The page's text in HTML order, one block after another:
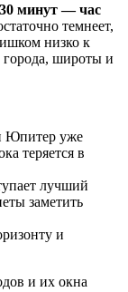
30 минут — час
темнеет,
низко к
города, широты и
Юпитер уже
теряется в
лучший
заметить
и
и их окна